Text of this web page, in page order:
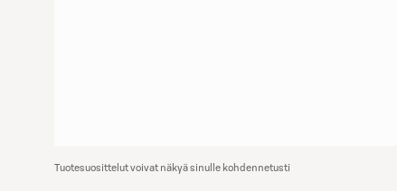
Tuotesuosittelut voivat näkyä sinulle kohdennetusti